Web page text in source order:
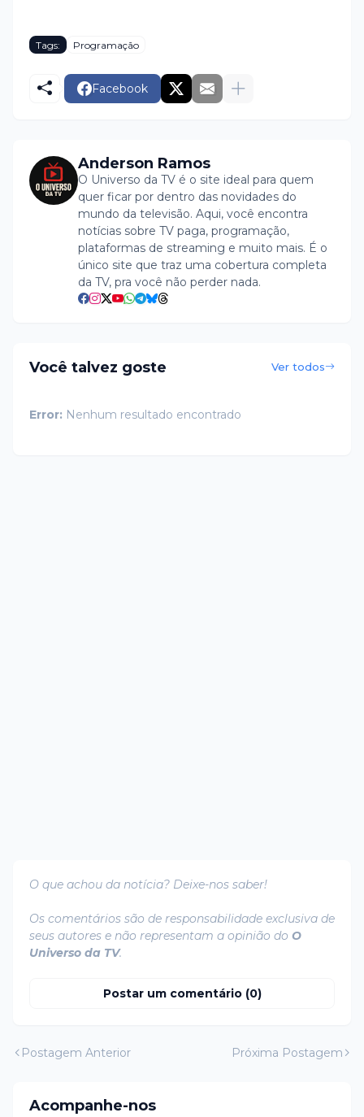
Tags: Programação
Facebook
Anderson Ramos
O Universo da TV é o site ideal para quem
quer ficar por dentro das novidades do
mundo da televisão. Aqui, você encontra
notícias sobre TV paga, programação,
plataformas de streaming e muito mais. É o
único site que traz uma cobertura completa
da TV, pra você não perder nada.
Você talvez goste Ver todos
Error: Nenhum resultado encontrado
O que achou da notícia? Deixe-nos saber!
Os comentários são de responsabilidade exclusiva de
seus autores e não representam a opinião do O
Universo da TV.
Postar um comentário (0)
Postagem Anterior Próxima Postagem
Acompanhe-nos